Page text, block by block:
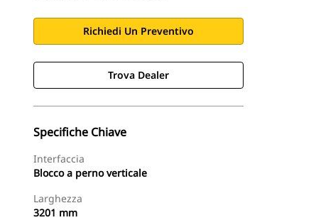
Richiedi Un Preventivo
Trova Dealer
Specifiche Chiave
Interfaccia
Blocco a perno verticale
Larghezza
3201 mm